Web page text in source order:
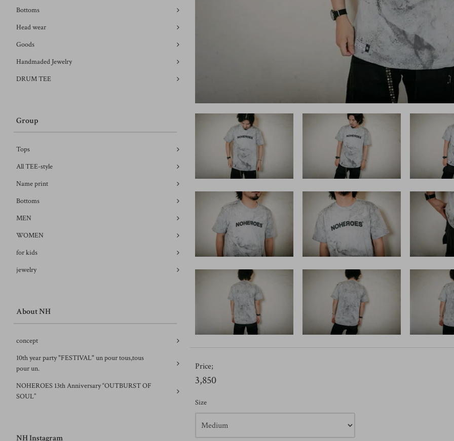
Price;
3,850
Size
Bottoms
Head wear
Goods
Handmaded Jewelry
DRUM TEE
Group
Tops
All TEE-style
Name print
Bottoms
MEN
WOMEN
for kids
jewelry
About NH
concept
10th year party "FESTIVAL" un pour tous,tous
pour un.
NOHEROES 13th Anniversary “OUTBURST OF
SOUL”
NH Instagram